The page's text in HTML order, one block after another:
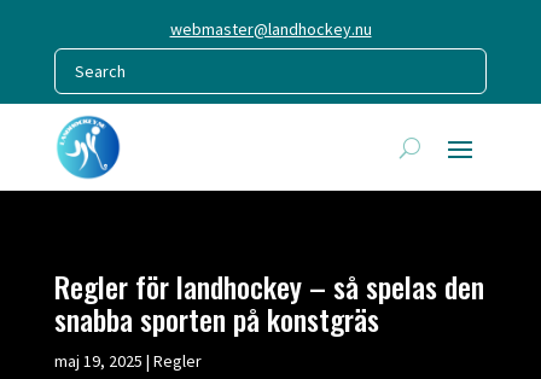
webmaster@landhockey.nu
Regler för landhockey – så spelas den
snabba sporten på konstgräs
maj 19, 2025 | Regler